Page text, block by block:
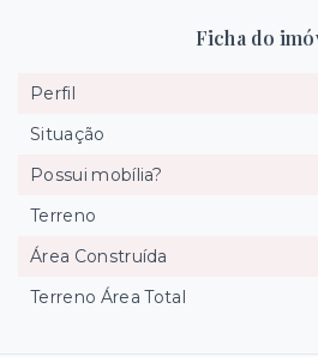
Ficha do
Perfil
Situação
Possui mobília?
Terreno
Área Construída
Terreno Área Total